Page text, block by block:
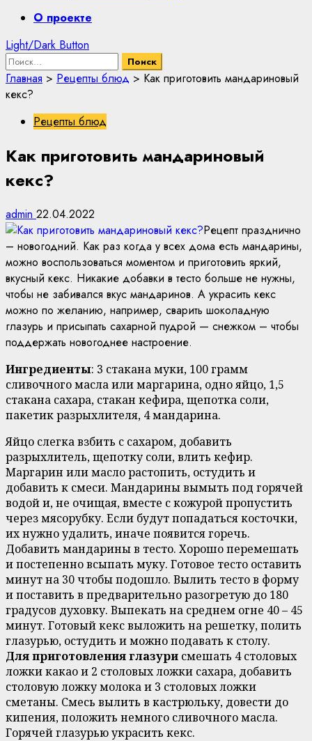
PrimaryО проекте
Light/Dark Button
Найти:
Главная > Рецепты блюд > Как приготовить мандариновый
кекс?
Рецепты блюд
Как приготовить мандариновый
кекс?
admin 22.04.2022
Рецепт празднично
– новогодний. Как раз когда у всех дома есть мандарины,
можно воспользоваться моментом и приготовить яркий,
вкусный кекс. Никакие добавки в тесто больше не нужны,
чтобы не забивался вкус мандаринов. А украсить кекс
можно по желанию, например, сварить шоколадную
глазурь и присыпать сахарной пудрой — снежком – чтобы
поддержать новогоднее настроение.
Ингредиенты: 3 стакана муки, 100 грамм
сливочного масла или маргарина, одно яйцо, 1,5
стакана сахара, стакан кефира, щепотка соли,
пакетик разрыхлителя, 4 мандарина.
Яйцо слегка взбить с сахаром, добавить
разрыхлитель, щепотку соли, влить кефир.
Маргарин или масло растопить, остудить и
добавить к смеси. Мандарины вымыть под горячей
водой и, не очищая, вместе с кожурой пропустить
через мясорубку. Если будут попадаться косточки,
их нужно удалить, иначе появится горечь.
Добавить мандарины в тесто. Хорошо перемешать
и постепенно всыпать муку. Готовое тесто оставить
минут на 30 чтобы подошло. Вылить тесто в форму
и поставить в предварительно разогретую до 180
градусов духовку. Выпекать на среднем огне 40 – 45
минут. Готовый кекс выложить на решетку, полить
глазурью, остудить и можно подавать к столу.
Для приготовления глазури смешать 4 столовых
ложки какао и 2 столовых ложки сахара, добавить
столовую ложку молока и 3 столовых ложки
сметаны. Смесь вылить в кастрюльку, довести до
кипения, положить немного сливочного масла.
Горячей глазурью украсить кекс.